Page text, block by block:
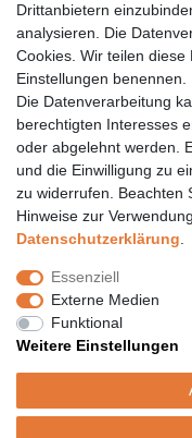
Öffnungszeiten finden
E-MAIL **
Newsletter
Honig
Hiermit bestätige ich, dass
Meine Einwilligung kann ich
Versand
Versandinformation
Versandkosten nur 4,90€
- kostenfrei ab 39€
Drittanbietern
analysieren. Die
Cookies. Wir teilen
Einstellungen benennen.
Die Datenverarbeitung
berechtigten Interesses
oder abgelehnt werden.
und die Einwilligung zu
zu widerrufen. Beachten
Hinweise zur
Daten­schutz­erklärung
Essenziell
Externe Medien
Funktional
Weitere Einstellungen